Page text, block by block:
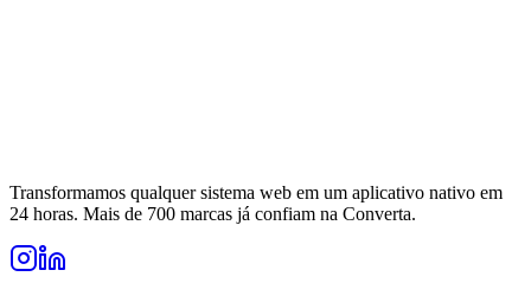
Transformamos qualquer sistema web em um aplicativo nativo em
24 horas. Mais de 700 marcas já confiam na Converta.